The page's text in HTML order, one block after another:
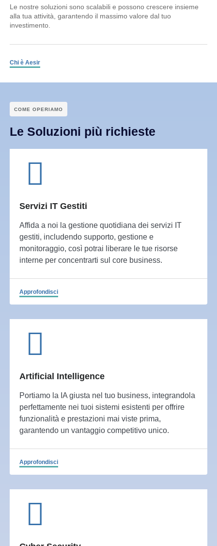
Le nostre soluzioni sono scalabili e possono crescere insieme
alla tua attività, garantendo il massimo valore dal tuo
investimento.
Chi è Aesir
COME OPERIAMO
Le Soluzioni più richieste
Servizi IT Gestiti
Affida a noi la gestione quotidiana dei servizi IT
gestiti, includendo supporto, gestione e
monitoraggio, così potrai liberare le tue risorse
interne per concentrarti sul core business.
Approfondisci
Artificial Intelligence
Portiamo la IA giusta nel tuo business, integrandola
perfettamente nei tuoi sistemi esistenti per offrire
funzionalità e prestazioni mai viste prima,
garantendo un vantaggio competitivo unico.
Approfondisci